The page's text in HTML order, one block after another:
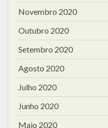
Novembro 2020
Outubro 2020
Setembro 2020
Agosto 2020
Julho 2020
Junho 2020
Maio 2020